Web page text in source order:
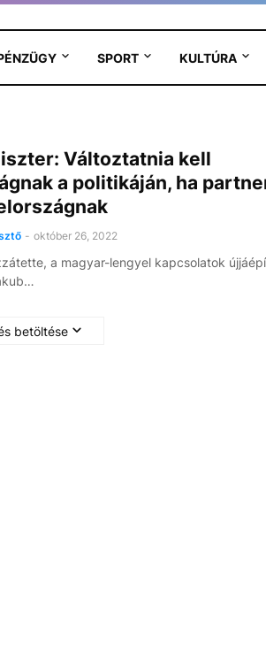
SPORT KULTÚRA
Változtatnia kell
a politikáján, ha
- október 26, 2022
a magyar-lengyel kapcsolatok
betöltése